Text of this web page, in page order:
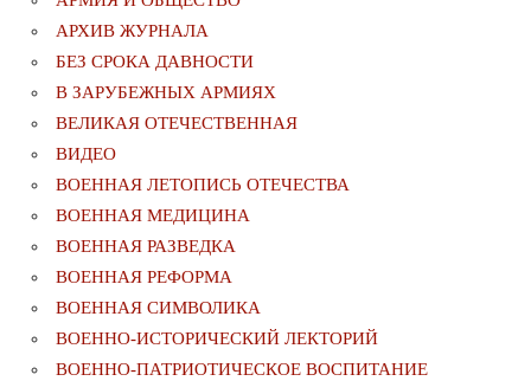
АРХИВ ЖУРНАЛА
БЕЗ СРОКА ДАВНОСТИ
В ЗАРУБЕЖНЫХ АРМИЯХ
ВЕЛИКАЯ ОТЕЧЕСТВЕННАЯ
ВИДЕО
ВОЕННАЯ ЛЕТОПИСЬ ОТЕЧЕСТВА
ВОЕННАЯ МЕДИЦИНА
ВОЕННАЯ РАЗВЕДКА
ВОЕННАЯ РЕФОРМА
ВОЕННАЯ СИМВОЛИКА
ВОЕННО-ИСТОРИЧЕСКИЙ ЛЕКТОРИЙ
ВОЕННО-ПАТРИОТИЧЕСКОЕ ВОСПИТАНИЕ